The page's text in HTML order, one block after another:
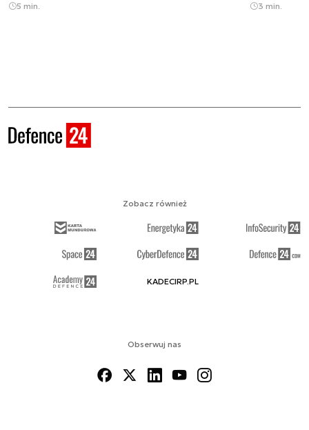
5 min. 3 min.
Obserwuj nas
Zobacz również
KADECIRP.PL